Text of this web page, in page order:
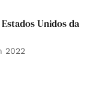
Unidos da
2022